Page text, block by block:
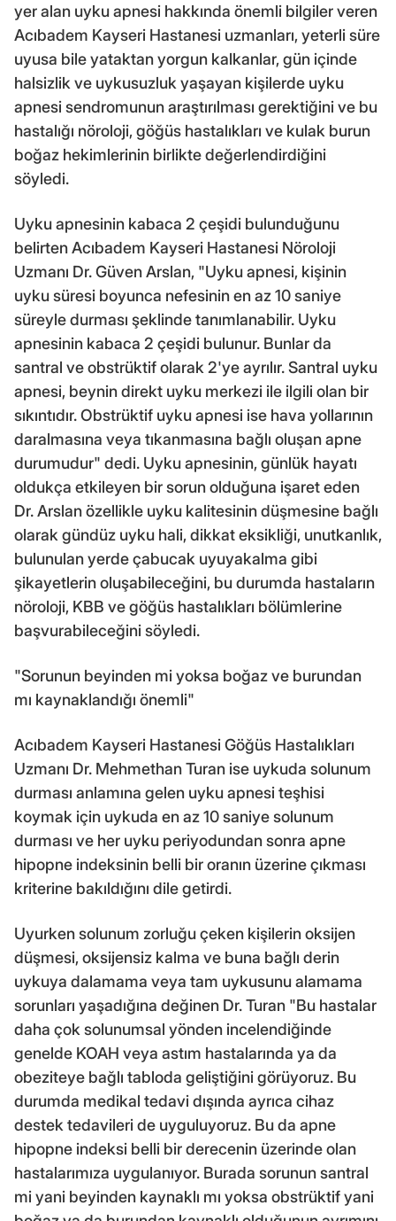
yer alan uyku apnesi hakkında önemli bilgiler veren
Acıbadem Kayseri Hastanesi uzmanları, yeterli süre
uyusa bile yataktan yorgun kalkanlar, gün içinde
halsizlik ve uykusuzluk yaşayan kişilerde uyku
apnesi sendromunun araştırılması gerektiğini ve bu
hastalığı nöroloji, göğüs hastalıkları ve kulak burun
boğaz hekimlerinin birlikte değerlendirdiğini
söyledi.
Uyku apnesinin kabaca 2 çeşidi bulunduğunu
belirten Acıbadem Kayseri Hastanesi Nöroloji
Uzmanı Dr. Güven Arslan, "Uyku apnesi, kişinin
uyku süresi boyunca nefesinin en az 10 saniye
süreyle durması şeklinde tanımlanabilir. Uyku
apnesinin kabaca 2 çeşidi bulunur. Bunlar da
santral ve obstrüktif olarak 2'ye ayrılır. Santral uyku
apnesi, beynin direkt uyku merkezi ile ilgili olan bir
sıkıntıdır. Obstrüktif uyku apnesi ise hava yollarının
daralmasına veya tıkanmasına bağlı oluşan apne
durumudur" dedi. Uyku apnesinin, günlük hayatı
oldukça etkileyen bir sorun olduğuna işaret eden
Dr. Arslan özellikle uyku kalitesinin düşmesine bağlı
olarak gündüz uyku hali, dikkat eksikliği, unutkanlık,
bulunulan yerde çabucak uyuyakalma gibi
şikayetlerin oluşabileceğini, bu durumda hastaların
nöroloji, KBB ve göğüs hastalıkları bölümlerine
başvurabileceğini söyledi.
"Sorunun beyinden mi yoksa boğaz ve burundan
mı kaynaklandığı önemli"
Acıbadem Kayseri Hastanesi Göğüs Hastalıkları
Uzmanı Dr. Mehmethan Turan ise uykuda solunum
durması anlamına gelen uyku apnesi teşhisi
koymak için uykuda en az 10 saniye solunum
durması ve her uyku periyodundan sonra apne
hipopne indeksinin belli bir oranın üzerine çıkması
kriterine bakıldığını dile getirdi.
Uyurken solunum zorluğu çeken kişilerin oksijen
düşmesi, oksijensiz kalma ve buna bağlı derin
uykuya dalamama veya tam uykusunu alamama
sorunları yaşadığına değinen Dr. Turan "Bu hastalar
daha çok solunumsal yönden incelendiğinde
genelde KOAH veya astım hastalarında ya da
obeziteye bağlı tabloda geliştiğini görüyoruz. Bu
durumda medikal tedavi dışında ayrıca cihaz
destek tedavileri de uyguluyoruz. Bu da apne
hipopne indeksi belli bir derecenin üzerinde olan
hastalarımıza uygulanıyor. Burada sorunun santral
mi yani beyinden kaynaklı mı yoksa obstrüktif yani